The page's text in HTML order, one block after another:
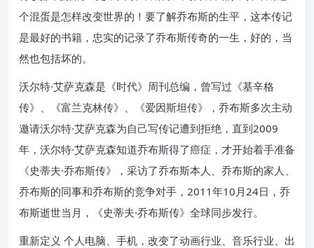
个混蛋是怎样改变世界的！要了解乔布斯的生平，这本传记
是最好的书籍，忠实的记录了乔布斯传奇的一生，好的，当
然也包括坏的。
沃尔特·艾萨克森是《时代》周刊总编，曾写过《基辛格
传》、《富兰克林传》、《爱因斯坦传》，乔布斯多次主动
邀请沃尔特·艾萨克森为自己写传记遭到拒绝，直到2009
年，沃尔特·艾萨克森知道乔布斯得了癌症，才开始着手准备
《史蒂夫·乔布斯传》，采访了乔布斯本人、乔布斯的家人、
乔布斯的同事和乔布斯的竞争对手，2011年10月24日，乔
布斯逝世当月，《史蒂夫·乔布斯传》全球同步发行。
重新定义 个人电脑、手机，改变了动画行业、音乐行业、出